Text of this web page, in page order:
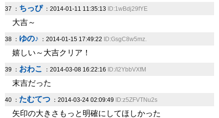
37 ： ちっぴ：2014-01-11 11:35:13 ID:1wBdj29fYE
大吉～
38 ： ゆの♪ ：2014-01-15 17:49:22 ID:GsgC8w5mz.
嬉しい～大吉クリア！
39 ： おわこ ：2014-03-08 16:22:16 ID:/I2YbbVXfM
末吉だった
40 ： たむてつ ：2014-03-24 02:09:49 ID:z5ZFVTNu2s
矢印の大きさもっと明確にしてほしかった